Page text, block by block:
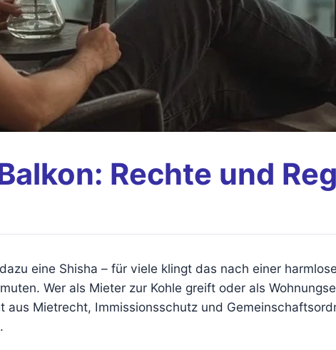
Rechte und
eine Shisha – für viele klingt das nach einer
Wer als Mieter zur Kohle greift oder als
Mietrecht, Immissionsschutz und